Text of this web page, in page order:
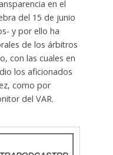
en el
del 15 de junio
y por ello ha
de los árbitros
con las cuales en
los aficionados
como por
del VAR.